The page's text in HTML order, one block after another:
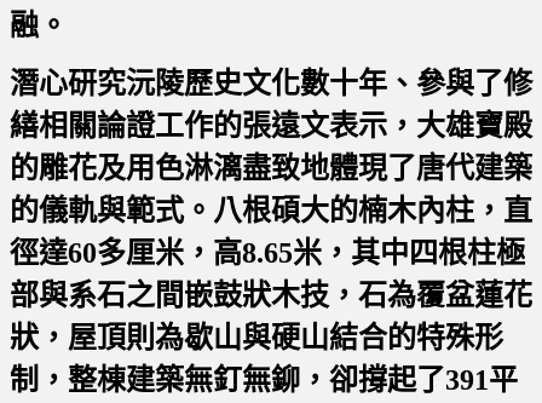
融。
潛心研究沅陵歷史文化數十年、參與了修
繕相關論證工作的張遠文表示，大雄寶殿
的雕花及用色淋漓盡致地體現了唐代建築
的儀軌與範式。八根碩大的楠木內柱，直
徑達60多厘米，高8.65米，其中四根柱極
部與系石之間嵌鼓狀木技，石為覆盆蓮花
狀，屋頂則為歇山與硬山結合的特殊形
制，整棟建築無釘無鉚，卻撐起了391平